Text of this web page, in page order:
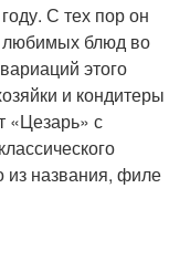
С тех пор он
любимых блюд во
этого
и кондитеры
«Цезарь» с
из названия, филе